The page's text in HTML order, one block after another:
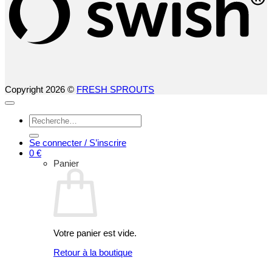
Copyright 2026 © FRESH SPROUTS
Recherche
pour :
Se connecter / S’inscrire
0 €
Panier
Votre panier est vide.
Retour à la boutique